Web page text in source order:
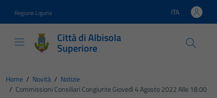
Regione Liguria Lingua attiva:
ITA
Città di Albisola
Superiore
Home / Novità / Notizie
/ Commissioni Consiliari Congiunte Giovedì 4 Agosto 2022 Alle 18.00